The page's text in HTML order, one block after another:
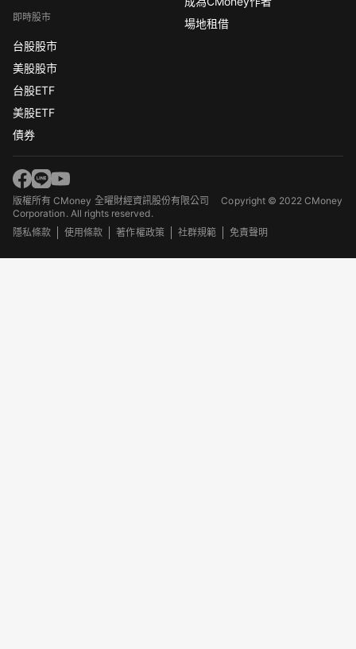
即時股市
台股股市
美股股市
台股ETF
美股ETF
債券
場地租借
版權所有 CMoney 全曜財經資訊股份有限公司Copyright © 2022 CMoney
Corporation. All rights reserved.
隱私條款
使用條款 著作權政策 社群規範 免責聲明